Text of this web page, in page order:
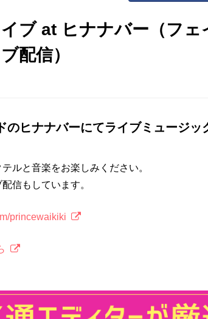
ブ at ヒナナバー（フェ
配信）
のヒナナバーにてライブミュージッ
ルと音楽をお楽しみください。
信もしています。
princewaikiki